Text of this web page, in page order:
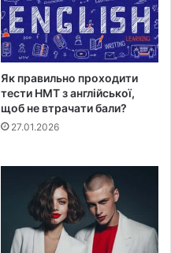
Як правильно проходити
тести НМТ з англійської,
щоб не втрачати бали?
27.01.2026